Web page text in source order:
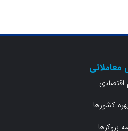
معاملاتی
اقتصادی
کشورها
بروکرها